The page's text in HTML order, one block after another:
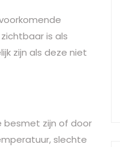
is als
zijn als deze niet
besmet zijn of door
slechte